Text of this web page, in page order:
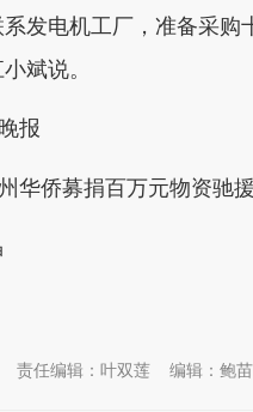
发电机工厂，准备采购
斌说。
报
侨募捐百万元物资驰
编辑：鲍
责任编辑：叶双莲